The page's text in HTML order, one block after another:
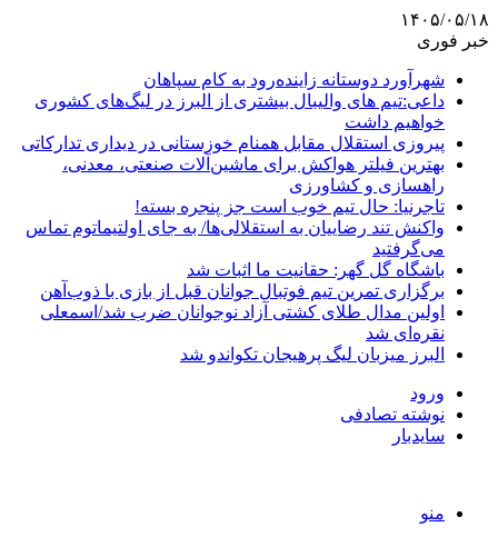
۱۴۰۵/۰۵/۱۸
خبر فوری
شهرآورد دوستانه زاینده‌رود به کام سپاهان
داعی:تیم های والیبال بیشتری از البرز در لیگ‌های کشوری
خواهیم داشت
پیروزی استقلال مقابل همنام خوزستانی در دیداری تدارکاتی
بهترین فیلتر هواکش برای ماشین‌آلات صنعتی، معدنی،
راهسازی و کشاورزی
تاجرنیا: حال تیم خوب است جز پنجره بسته!
واکنش تند رضاییان به استقلالی‌ها/ به جای اولتیماتوم تماس
می‌گرفتید
باشگاه گل گهر: حقانیت ما اثبات شد
برگزاری تمرین تیم فوتبال جوانان قبل از بازی با ذوب‌آهن
اولین مدال طلای کشتی آزاد نوجوانان ضرب شد/اسمعلی
نقره‌ای شد
البرز میزبان لیگ پرهیجان تکواندو شد
ورود
نوشته تصادفی
سایدبار
منو